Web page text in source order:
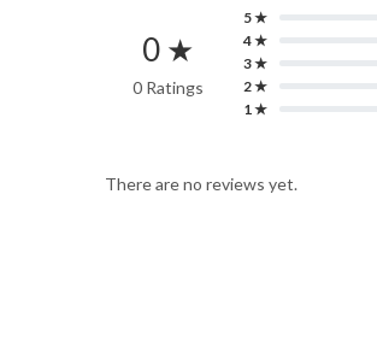
0 ★
0 Ratings
5 ★
4 ★
3 ★
2 ★
1 ★
There are no reviews yet.